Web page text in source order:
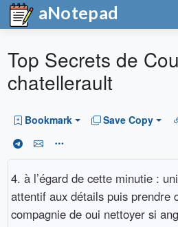
aNotepad
Top Secrets de
chatellerault
Bookmark Save Copy
4. à l’égard de cette minutie :
attentif aux détails puis prendre
compagnie de oui nettoyer si